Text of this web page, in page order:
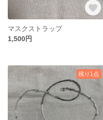
マスクストラップ
1,500円
残り1点